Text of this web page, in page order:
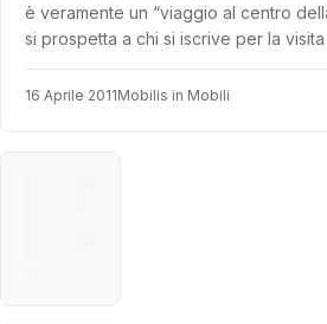
è veramente un “viaggio al centro
si prospetta a chi si iscrive per la
16 Aprile 2011Mobilis in Mobili